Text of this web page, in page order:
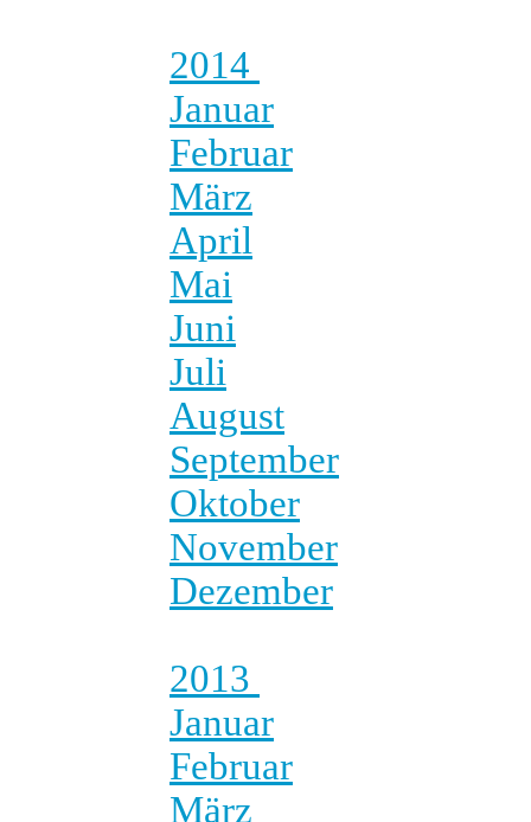
2014
Januar
Februar
März
April
Mai
Juni
Juli
August
September
Oktober
November
Dezember
2013
Januar
Februar
März